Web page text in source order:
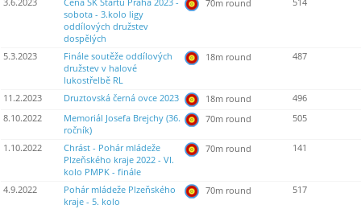
3.6.2023
Cena SK Startu Praha 2023 -
sobota - 3.kolo ligy
oddílových družstev
dospělých
70m round 514
5.3.2023
Finále soutěže oddílových
družstev v halové
lukostřelbě RL
18m round 487
11.2.2023 Druztovská černá ovce 2023 18m round
496
8.10.2022
Memoriál Josefa Brejchy (36.
ročník)
70m round 505
1.10.2022
Chrást - Pohár mládeže
Plzeňského kraje 2022 - VI.
kolo PMPK - finále
70m round 141
4.9.2022
Pohár mládeže Plzeňského
kraje - 5. kolo
70m round 517